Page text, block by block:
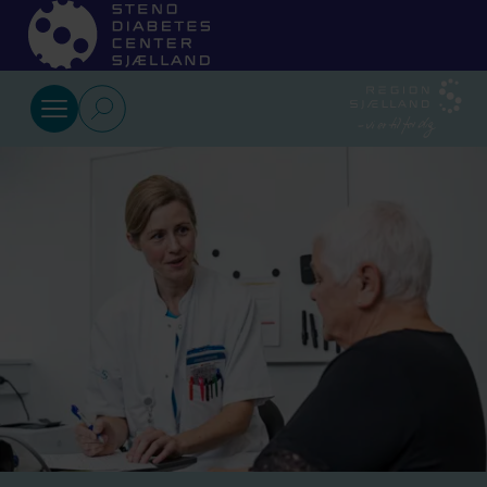
Gå til indhold
Vores
Kompetenceudvikling
Brugerinvolvering
Patienter